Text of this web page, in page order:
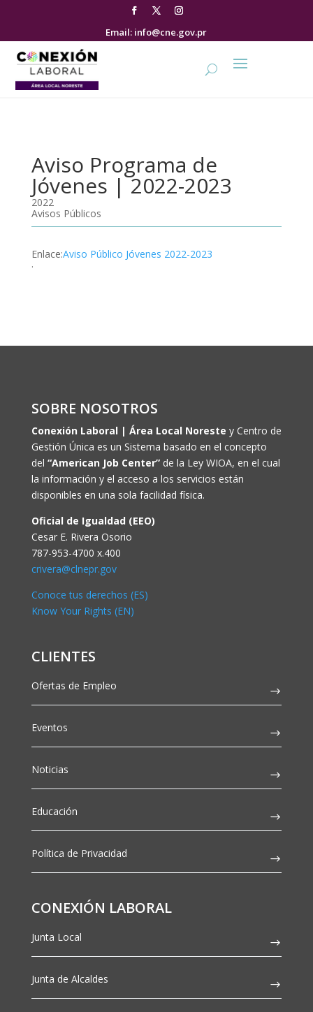
Email: info@cne.gov.pr
Aviso Programa de
Jóvenes | 2022-2023
2022
Avisos Públicos
Enlace:
.
Aviso Público Jóvenes 2022-2023
SOBRE NOSOTROS
Conexión Laboral | Área Local Noreste y Centro de
Gestión Única es un Sistema basado en el concepto
del “American Job Center”de la Ley WIOA, en el cual
la información y el acceso a los servicios están
disponibles en una sola facilidad física.
Oficial de Igualdad (EEO)
Cesar E. Rivera Osorio
787-953-4700 x.400
crivera@clnepr.gov
Conoce tus derechos (ES)
Know Your Rights (EN)
CLIENTES
Ofertas de Empleo
Eventos
Noticias
Educación
Política de Privacidad
CONEXIÓN LABORAL
Junta Local
Junta de Alcaldes